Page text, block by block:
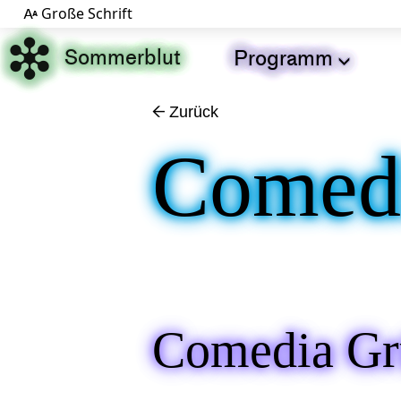
 Sommerblut Programm
 Große Schrift
← Zurück
Comedia